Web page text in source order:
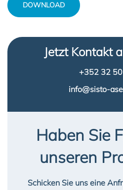
DOWNLOAD
Jetzt Kontakt
+352 32
info@sisto-
Haben Sie
unseren
Schicken Sie uns eine